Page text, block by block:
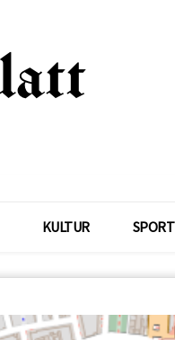
KULTUR SPORT